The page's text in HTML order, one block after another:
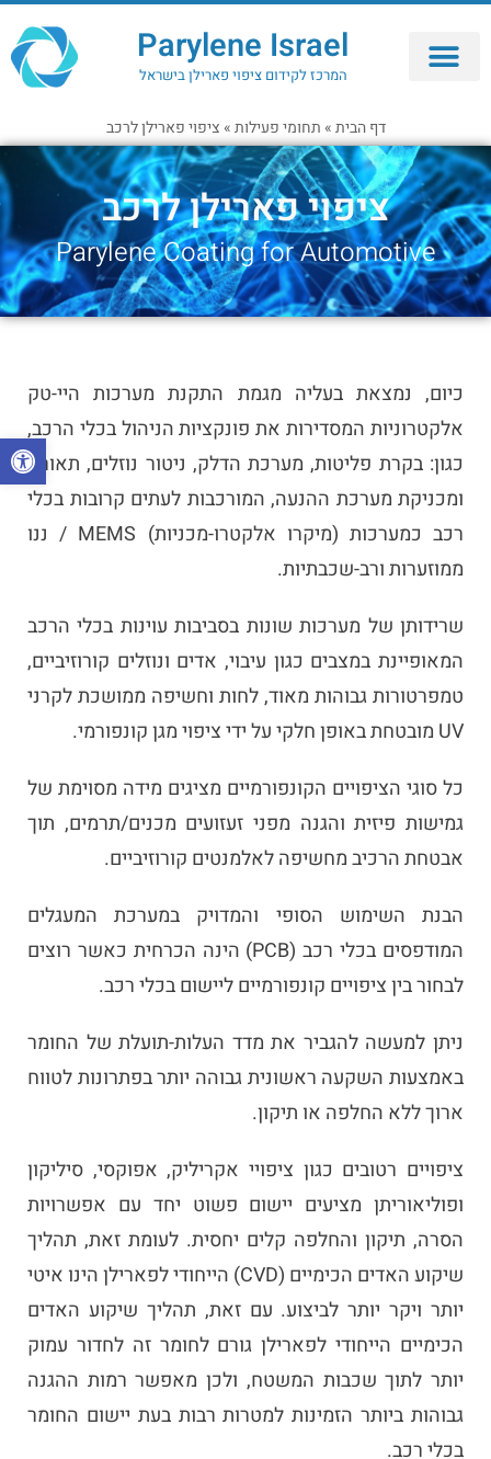
Parylene Israel
המרכז לקידום ציפוי פארילן בישראל
דף הבית»תחומי פעילות»ציפוי פארילן לרכב
ציפוי פארילן לרכב
Parylene Coating for Automotive
כיום, נמצאת בעליה מגמת התקנת מערכות היי-טק
אלקטרוניות המסדירות את פונקציות הניהול בכלי הרכב,
כגון: בקרת פליטות, מערכת הדלק, ניטור נוזלים, תאורה
ומכניקת מערכת ההנעה, המורכבות לעתים קרובות בכלי
רכב כמערכות (מיקרו אלקטרו-מכניות) MEMS / ננו
ממוזערות ורב-שכבתיות.
שרידותן של מערכות שונות בסביבות עוינות בכלי הרכב
המאופיינת במצבים כגון עיבוי, אדים ונוזלים קורוזיביים,
טמפרטורות גבוהות מאוד, לחות וחשיפה ממושכת לקרני
UV מובטחת באופן חלקי על ידי ציפוי מגן קונפורמי.
כל סוגי הציפויים הקונפורמיים מציגים מידה מסוימת של
גמישות פיזית והגנה מפני זעזועים מכנים/תרמים, תוך
אבטחת הרכיב מחשיפה לאלמנטים קורוזיביים.
הבנת השימוש הסופי והמדויק במערכת המעגלים
המודפסים בכלי רכב (PCB) הינה הכרחית כאשר רוצים
לבחור בין ציפויים קונפורמיים ליישום בכלי רכב.
ניתן למעשה להגביר את מדד העלות-תועלת של החומר
באמצעות השקעה ראשונית גבוהה יותר בפתרונות לטווח
ארוך ללא החלפה או תיקון.
ציפויים רטובים כגון ציפויי אקריליק, אפוקסי, סיליקון
ופוליאוריתן מציעים יישום פשוט יחד עם אפשרויות
הסרה, תיקון והחלפה קלים יחסית. לעומת זאת, תהליך
שיקוע האדים הכימיים (CVD) הייחודי לפארילן הינו איטי
יותר ויקר יותר לביצוע. עם זאת, תהליך שיקוע האדים
הכימיים הייחודי לפארילן גורם לחומר זה לחדור עמוק
יותר לתוך שכבות המשטח, ולכן מאפשר רמות ההגנה
גבוהות ביותר הזמינות למטרות רבות בעת יישום החומר
בכלי רכב.